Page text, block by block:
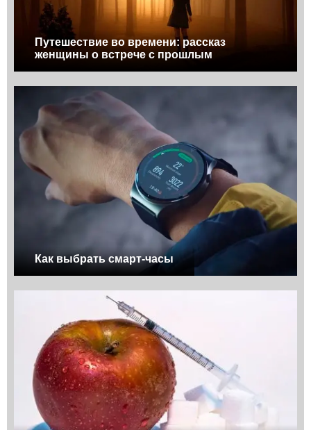
Путешествие во времени: рассказ
женщины о встрече с прошлым
Как выбрать смарт-часы